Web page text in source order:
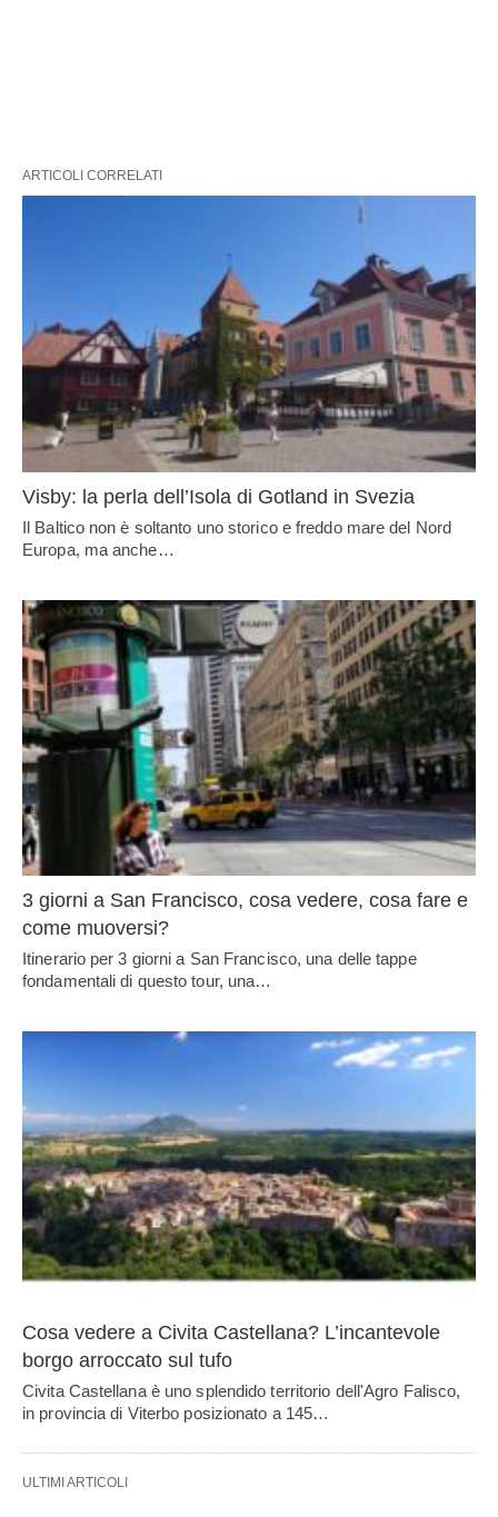
ARTICOLI CORRELATI
Visby: la perla dell’Isola di Gotland in Svezia
Il Baltico non è soltanto uno storico e freddo mare del Nord
Europa, ma anche…
3 giorni a San Francisco, cosa vedere, cosa fare e
come muoversi?
Itinerario per 3 giorni a San Francisco, una delle tappe
fondamentali di questo tour, una…
Cosa vedere a Civita Castellana? L’incantevole
borgo arroccato sul tufo
Civita Castellana è uno splendido territorio dell'Agro Falisco,
in provincia di Viterbo posizionato a 145…
ULTIMI ARTICOLI